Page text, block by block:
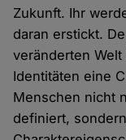
Zukunft. Ihr
daran erstickt.
veränderten
Identitäten eine
Menschen nicht
definiert,